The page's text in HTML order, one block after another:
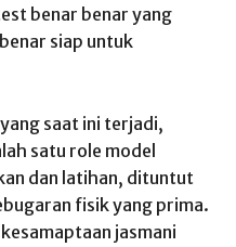
benar benar yang
siap untuk
saat ini terjadi,
satu role model
dan latihan, dituntut
fisik yang prima.
jasmani